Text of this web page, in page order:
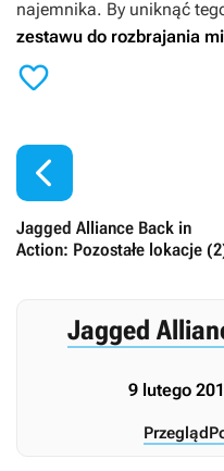
najemnika. By uniknąć
zestawu do rozbrajania


Jagged Alliance Back in
Action: Pozostałe lokacje
Jagged
9 lutego
Przegląd